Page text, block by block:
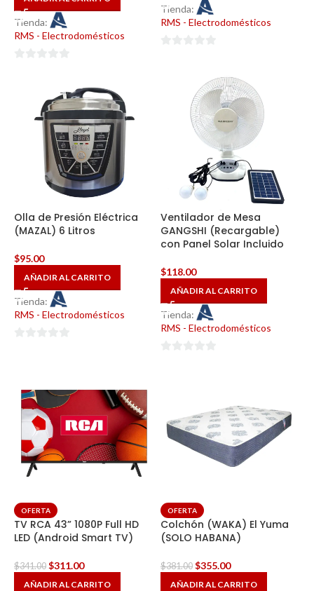
Tienda:
RMS - Electrodomésticos
Tienda:
RMS - Electrodomésticos
Olla de Presión Eléctrica
(MAZAL) 6 Litros
$95.00
AÑADIR AL CARRITO
Tienda:
RMS - Electrodomésticos
Ventilador de Mesa
GANGSHI (Recargable)
con Panel Solar Incluido
$118.00
AÑADIR AL CARRITO
Tienda:
RMS - Electrodomésticos
OFERTA
TV RCA 43” 1080P Full HD
LED (Android Smart TV)
$341.00 $311.00
AÑADIR AL CARRITO
OFERTA
Colchón (WAKA) El Yuma
(SOLO HABANA)
$381.00 $355.00
AÑADIR AL CARRITO